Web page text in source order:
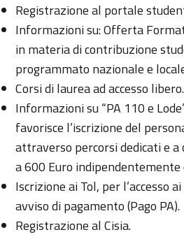
Registrazione al portale
Informazioni su: Offerta
in materia di contribuzione
programmato nazionale e
Corsi di laurea ad accesso libero.
Informazioni su “PA 110 e
favorisce l’iscrizione del
attraverso percorsi dedicati e
a 600 Euro indipendentemente
Iscrizione ai Tol, per l’accesso
avviso di pagamento (Pago PA).
Registrazione al Cisia.